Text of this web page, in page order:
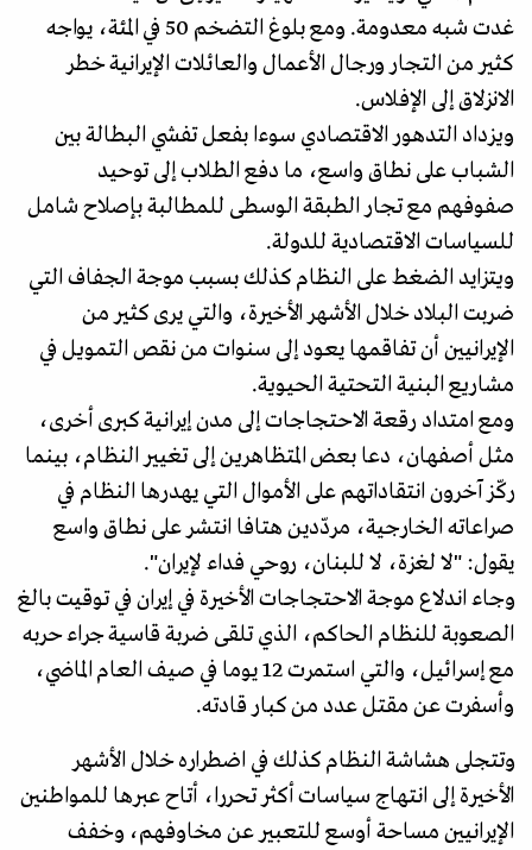
غدت شبه معدومة. ومع بلوغ التضخم 50 في المئة، يواجه
كثير من التجار ورجال الأعمال والعائلات الإيرانية خطر
الانزلاق إلى الإفلاس.
ويزداد التدهور الاقتصادي سوءا بفعل تفشي البطالة بين
الشباب على نطاق واسع، ما دفع الطلاب إلى توحيد
صفوفهم مع تجار الطبقة الوسطى للمطالبة بإصلاح شامل
للسياسات الاقتصادية للدولة.
ويتزايد الضغط على النظام كذلك بسبب موجة الجفاف التي
ضربت البلاد خلال الأشهر الأخيرة، والتي يرى كثير من
الإيرانيين أن تفاقمها يعود إلى سنوات من نقص التمويل في
مشاريع البنية التحتية الحيوية.
ومع امتداد رقعة الاحتجاجات إلى مدن إيرانية كبرى أخرى،
مثل أصفهان، دعا بعض المتظاهرين إلى تغيير النظام، بينما
ركّز آخرون انتقاداتهم على الأموال التي يهدرها النظام في
صراعاته الخارجية، مردّدين هتافا انتشر على نطاق واسع
يقول: "لا لغزة، لا للبنان، روحي فداء لإيران".
وجاء اندلاع موجة الاحتجاجات الأخيرة في إيران في توقيت بالغ
الصعوبة للنظام الحاكم، الذي تلقى ضربة قاسية جراء حربه
مع إسرائيل، والتي استمرت 12 يوما في صيف العام الماضي،
وأسفرت عن مقتل عدد من كبار قادته.
وتتجلى هشاشة النظام كذلك في اضطراره خلال الأشهر
الأخيرة إلى انتهاج سياسات أكثر تحررا، أتاح عبرها للمواطنين
الإيرانيين مساحة أوسع للتعبير عن مخاوفهم، وخفف